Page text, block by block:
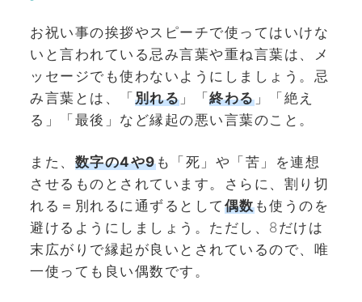
お祝い事の挨拶やスピーチで使ってはいけな
いと言われている忌み言葉や重ね言葉は、メ
ッセージでも使わないようにしましょう。忌
み言葉とは、「別れる 」「終わる」「絶え
る」「最後」など縁起の悪い言葉のこと。
また、 数字の4や9も「死」や「苦」を連想
させるものとされています。さらに、割り切
れる＝別れるに通ずるとして 偶数も使うのを
避けるようにしましょう。ただし、8だけは
末広がりで縁起が良いとされているので、唯
一使っても良い偶数です。